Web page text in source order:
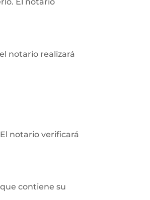
notario realizará
notario verificará
contiene su